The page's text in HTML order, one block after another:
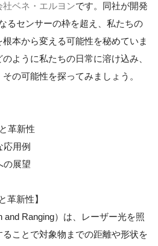
社ベネ・エルヨンです。同社が開発
るセンサーの枠を超え、私たちの
本から変える可能性を秘めていま
ように私たちの日常に溶け込み、
の可能性を探ってみましょう。
革新性
応用例
の展望
革新性】
and Ranging）は、レーザー光を照
ことで対象物までの距離や形状を